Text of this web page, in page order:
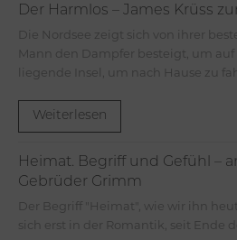
Der Harmlos – James Krüss
Die Nordsee zeigt sich von ihrer
Mann den Dampfer besteigt, um auf
liegende Insel, um nach Hause zu
Weiterlesen
Heimat. Begriff und Gefühl –
Gebrüder Grimm
Der Begriff "Heimat", wie wir ihn heute benutzen, entwickelte
sich erst in der Romantik, seit Ende